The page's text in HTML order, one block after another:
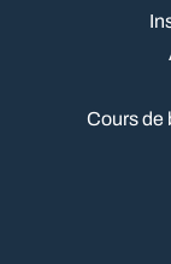
Cours de